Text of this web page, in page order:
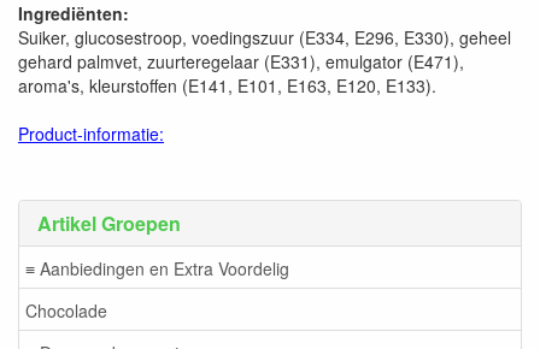
Artikel Groepen
≡ Aanbiedingen en Extra Voordelig
Chocolade
Ingrediënten:
Suiker, glucosestroop, voedingszuur (E334, E296, E330), geheel
gehard palmvet, zuurteregelaar (E331), emulgator (E471),
aroma's, kleurstoffen (E141, E101, E163, E120, E133).
Product-informatie: